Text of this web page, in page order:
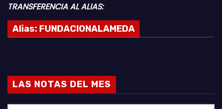
TRANSFERENCIA AL ALIAS:
Alias: FUNDACIONALAMEDA
LAS NOTAS DEL MES